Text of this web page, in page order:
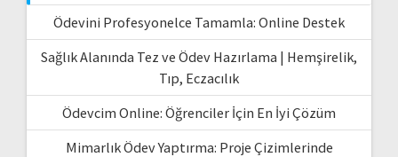
Ödevini Profesyonelce Tamamla: Online Destek
Sağlık Alanında Tez ve Ödev Hazırlama | Hemşirelik,
Tıp, Eczacılık
Ödevcim Online: Öğrenciler İçin En İyi Çözüm
Mimarlık Ödev Yaptırma: Proje Çizimlerinde